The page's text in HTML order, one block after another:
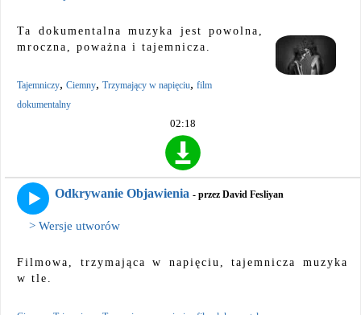
Ta dokumentalna muzyka jest powolna,
mroczna, poważna i tajemnicza.
Tajemniczy, Ciemny, Trzymający w napięciu, film
dokumentalny
02:18
Odkrywanie Objawienia - przez David Fesliyan
> Wersje utworów
Filmowa, trzymająca w napięciu, tajemnicza muzyka
w tle.